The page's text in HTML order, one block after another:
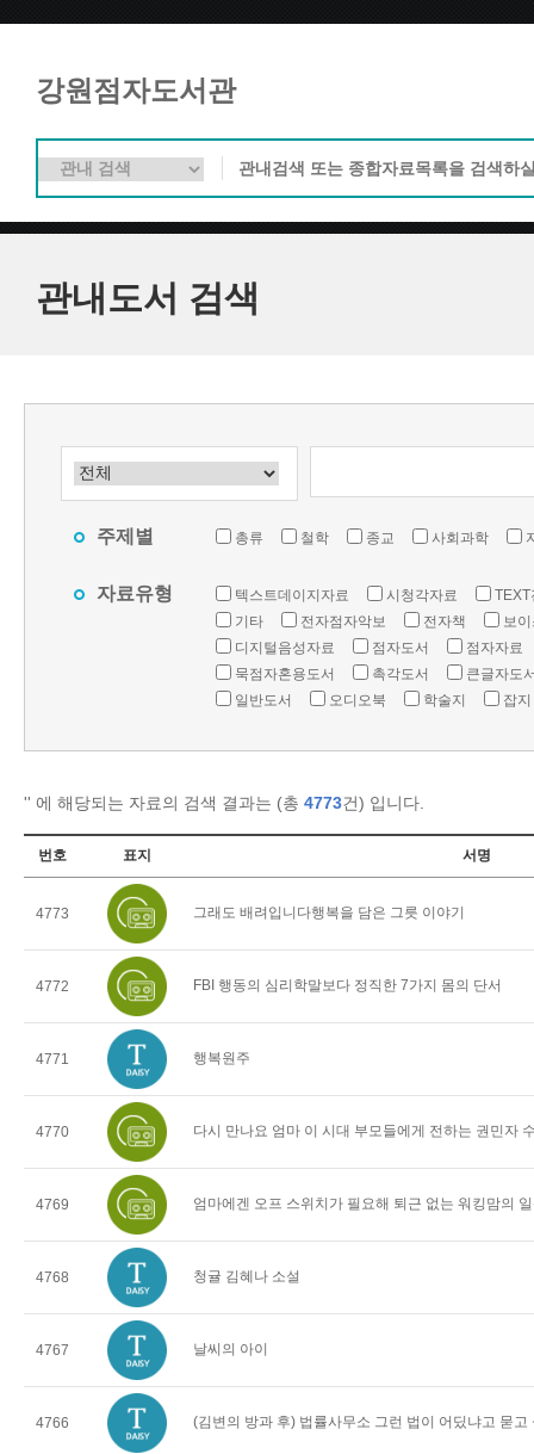
강원점자도서관
관내도서 검색
주제별 총류 철학 종교 사회과학
자료유형 텍스트데이지자료 시청각자료
TEXT
기타
전자점자악보 전자책
보
디지털음성자료
점자도서
점자자료
묵점자혼용도서
촉각도서
큰글자도
일반도서
오디오북 학술지 잡지
'' 에 해당되는 자료의 검색 결과는 (총 4773건) 입니다.
번호 표지 서명
4773 그래도 배려입니다행복을 담은 그릇 이야기
4772 FBI 행동의 심리학말보다 정직한 7가지 몸의 단서
4771 행복원주
4770 다시 만나요 엄마 이 시대 부모들에게 전하는 권민자
4769 엄마에겐 오프 스위치가 필요해 퇴근 없는 워킹맘의
4768 청귤 김혜나 소설
4767 날씨의 아이
4766 (김변의 방과 후) 법률사무소 그런 법이 어딨냐고 묻고